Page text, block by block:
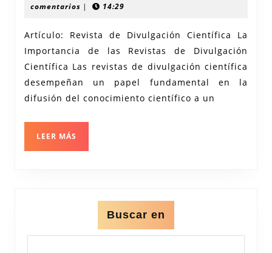
la
Ciencia:
Revista
de
junio
comentarios | 14:29
Artículo: Revista de Divulgación Científica La
Importancia de las Revistas de Divulgación
Científica Las revistas de divulgación científica
desempeñan un papel fundamental en la
difusión del conocimiento científico a un
LEER MÁS
Buscar en